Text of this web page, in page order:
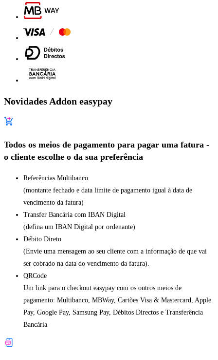
Novidades Addon easypay
Todos os meios de pagamento para pagar uma fatura -
o cliente escolhe o da sua preferência
Referências Multibanco
(montante fechado e data limite de pagamento igual à data de
vencimento da fatura)
Transfer Bancária com IBAN Digital
(defina um IBAN Digital por ordenante)
Débito Direto
(Envie uma mensagem ao seu cliente com a informação de que vai
ser cobrado na data do vencimento da fatura).
QRCode
Um link para o checkout easypay com os outros meios de
pagamento: Multibanco, MBWay, Cartões Visa & Mastercard, Apple
Pay, Google Pay, Samsung Pay, Débitos Directos e Transferência
Bancária